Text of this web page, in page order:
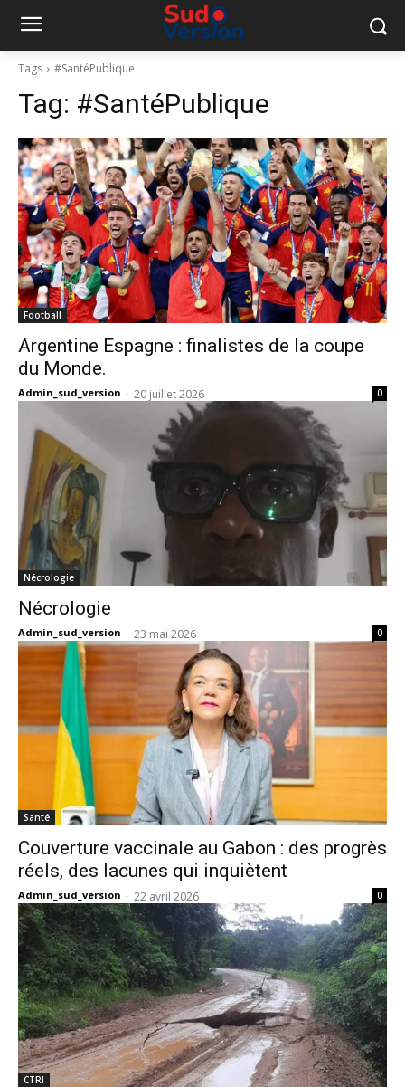
Tags #SantéPublique
Tag: #SantéPublique
Football
Argentine Espagne : finalistes de la coupe
du Monde.
Admin_sud_version - 20 juillet 2026 0
Nécrologie
Nécrologie
Admin_sud_version - 23 mai 2026 0
Santé
Couverture vaccinale au Gabon : des progrès
réels, des lacunes qui inquiètent
Admin_sud_version - 22 avril 2026 0
CTRI